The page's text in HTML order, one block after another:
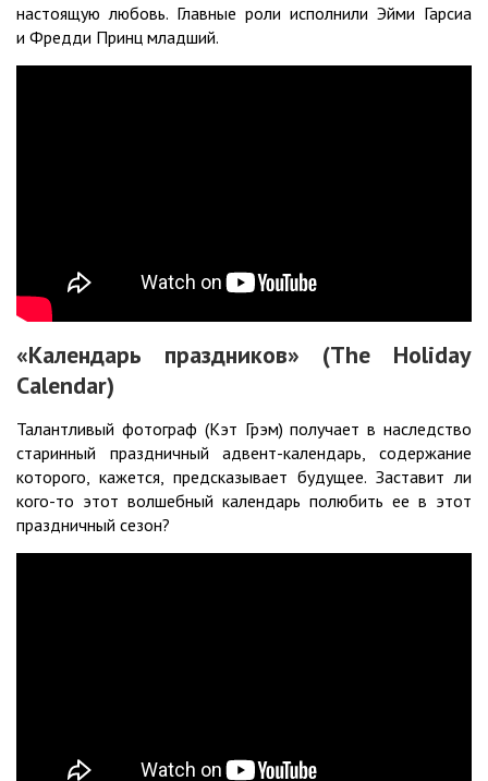
настоящую любовь. Главные роли исполнили Эйми Гарсиа
и Фредди Принц младший.
«Календарь праздников» (The Holiday
Calendar)
Талантливый фотограф (Кэт Грэм) получает в наследство
старинный праздничный адвент-календарь, содержание
которого, кажется, предсказывает будущее. Заставит ли
кого-то этот волшебный календарь полюбить ее в этот
праздничный сезон?